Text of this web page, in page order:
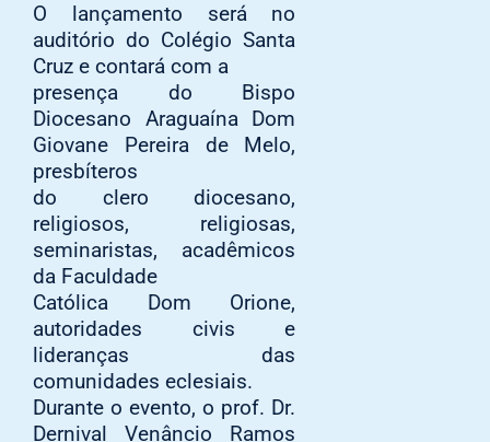
O lançamento será no
auditório do Colégio Santa
Cruz e contará com a
presença do Bispo
Diocesano Araguaína Dom
Giovane Pereira de Melo,
presbíteros
do clero diocesano,
religiosos, religiosas,
seminaristas, acadêmicos
da Faculdade
Católica Dom Orione,
autoridades civis e
lideranças das
comunidades eclesiais.
Durante o evento, o prof. Dr.
Dernival Venâncio Ramos